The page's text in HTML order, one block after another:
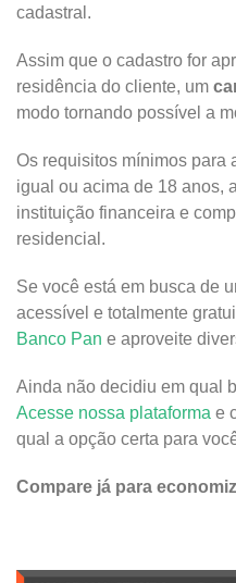
cadastral.
Assim que o cadastro for
residência do cliente, um
modo tornando possível a
Os requisitos mínimos para
igual ou acima de 18 anos,
instituição financeira e
residencial.
Se você está em busca de
acessível e totalmente
Banco Pan e aproveite
Ainda não decidiu em qual
Acesse nossa plataforma e
qual a opção certa para
Compare já para